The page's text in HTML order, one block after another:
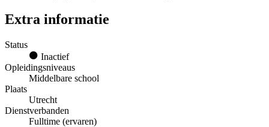
Extra informatie
Status
Inactief
Opleidingsniveaus
Middelbare school
Plaats
Utrecht
Dienstverbanden
Fulltime (ervaren)